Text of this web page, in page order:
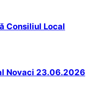
Consiliul Local
Novaci 23.06.2026